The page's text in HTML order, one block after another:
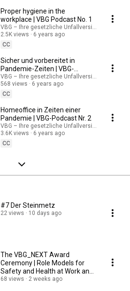
Proper hygiene in the
workplace | VBG Podcast No. 1
VBG – Ihre gesetzliche Unfallversicherung
2.5K views
6 years ago
CC
Sicher und vorbereitet in
Pandemie-Zeiten | VBG-
Podcast Nr. 4
VBG – Ihre gesetzliche Unfallversicherung
568 views
6 years ago
CC
Homeoffice in Zeiten einer
Pandemie | VBG-Podcast Nr. 2
VBG – Ihre gesetzliche Unfallversicherung
3.6K views
6 years ago
CC
#7 Der Steinmetz
22 views 10 days ago
The VBG_NEXT Award
Ceremony | Role Models for
Safety and Health at Work and
in Sports
68 views 2 weeks ago